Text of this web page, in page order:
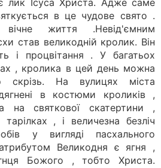
лик Ісуса Христа. Адже саме
в це чудове свято .
вічне життя .Невід'ємним
став великодній кролик. Він
і процвітання . У багатьох
, кролика в цей день можна
скрізь. На вулицях міста
в костюми кроликів ,
на святкової скатертини ,
, і величезна безліч
у вигляді пасхального
Великодня є ягня ,
Божого , тобто Христа.